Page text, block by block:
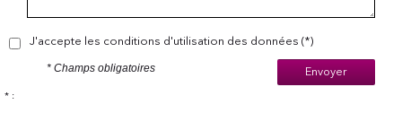
J'accepte les conditions d'utilisation des données (*)
Envoyer
* Champs obligatoires
* :